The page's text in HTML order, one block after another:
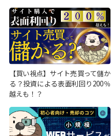
【買い視点】サイト売買って儲か
る？投資による表面利回り200％
越えも！？